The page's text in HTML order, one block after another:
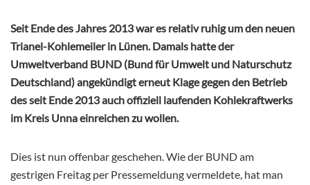
Seit Ende des Jahres 2013 war es relativ ruhig um den neuen
Trianel-Kohlemeiler in Lünen. Damals hatte der
Umweltverband BUND (Bund für Umwelt und Naturschutz
Deutschland) angekündigt erneut Klage gegen den Betrieb
des seit Ende 2013 auch offiziell laufenden Kohlekraftwerks
im Kreis Unna einreichen zu wollen.
Dies ist nun offenbar geschehen. Wie der BUND am
gestrigen Freitag per Pressemeldung vermeldete, hat man